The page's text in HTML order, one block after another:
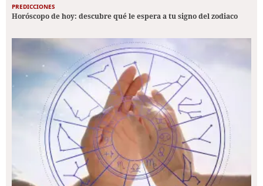
PREDICCIONES
Horóscopo de hoy: descubre qué le espera a tu signo del zodiaco